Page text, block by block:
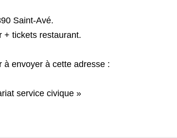
Saint-Avé.
+ tickets restaurant.
à envoyer à cette adresse :
service civique »